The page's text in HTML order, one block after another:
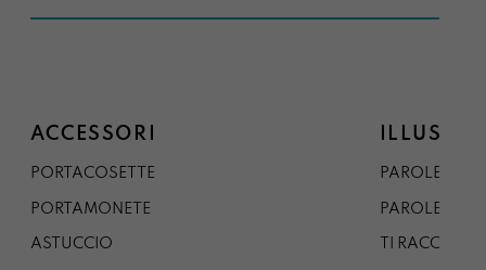
ACCESSORI
PORTACOSETTE
PORTAMONETE
ASTUCCIO
PAROLE DAL
PAROLE DA
TI